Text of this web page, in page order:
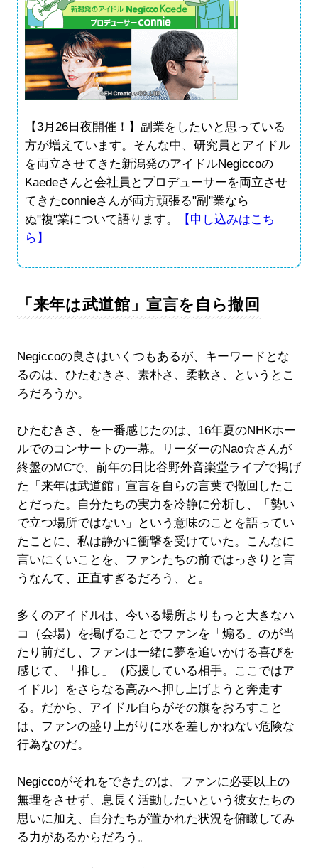
【3月26日夜開催！】副業をしたいと思っている
方が増えています。そんな中、研究員とアイドル
を両立させてきた新潟発のアイドルNegiccoの
Kaedeさんと会社員とプロデューサーを両立させ
てきたconnieさんが両方頑張る"副"業なら
ぬ"複"業について語ります。
【申し込みはこち
ら】
「来年は武道館」宣言を自ら撤回
Negiccoの良さはいくつもあるが、キーワードとな
るのは、ひたむきさ、素朴さ、柔軟さ、というとこ
ろだろうか。
ひたむきさ、を一番感じたのは、16年夏のNHKホー
ルでのコンサートの一幕。リーダーのNao☆さんが
終盤のMCで、前年の日比谷野外音楽堂ライブで掲げ
た「来年は武道館」宣言を自らの言葉で撤回したこ
とだった。自分たちの実力を冷静に分析し、「勢い
で立つ場所ではない」という意味のことを語ってい
たことに、私は静かに衝撃を受けていた。こんなに
言いにくいことを、ファンたちの前ではっきりと言
うなんて、正直すぎるだろう、と。
多くのアイドルは、今いる場所よりもっと大きなハ
コ（会場）を掲げることでファンを「煽る」のが当
たり前だし、ファンは一緒に夢を追いかける喜びを
感じて、「推し」（応援している相手。ここではア
イドル）をさらなる高みへ押し上げようと奔走す
る。だから、アイドル自らがその旗をおろすこと
は、ファンの盛り上がりに水を差しかねない危険な
行為なのだ。
Negiccoがそれをできたのは、ファンに必要以上の
無理をさせず、息長く活動したいという彼女たちの
思いに加え、自分たちが置かれた状況を俯瞰してみ
る力があるからだろう。